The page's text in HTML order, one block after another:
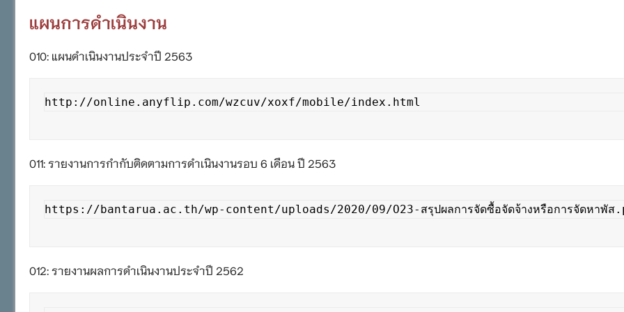
แผนการดำเนินงาน
010: แผนดำเนินงานประจำปี 2563
http://online.anyflip.com/wzcuv/xoxf/mobile/index.html
011: รายงานการกำกับติดตามการดำเนินงานรอบ 6 เดือน ปี 2563
https://bantarua.ac.th/wp-content/uploads/2020/09/O23-สรุปผลการจัดซื้อจัดจ้างหรือการจัดหาพัส
012: รายงานผลการดำเนินงานประจำปี 2562